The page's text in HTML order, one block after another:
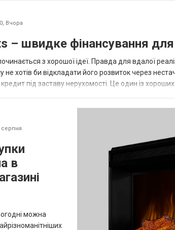
Вчора
– швидке фінансування для
з хорошої ідеї. Правда для вдалої
не хотів би відкладати його розвиток через
під заставу нерухомості. Це один із
серпня
в
можна